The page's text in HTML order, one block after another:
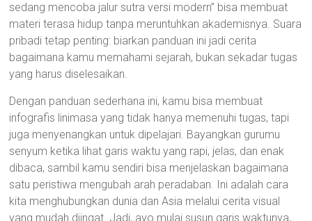
sedang mencoba jalur sutra versi modern” bisa membuat
materi terasa hidup tanpa meruntuhkan akademisnya. Suara
pribadi tetap penting: biarkan panduan ini jadi cerita
bagaimana kamu memahami sejarah, bukan sekadar tugas
yang harus diselesaikan.
Dengan panduan sederhana ini, kamu bisa membuat
infografis linimasa yang tidak hanya memenuhi tugas, tapi
juga menyenangkan untuk dipelajari. Bayangkan gurumu
senyum ketika lihat garis waktu yang rapi, jelas, dan enak
dibaca, sambil kamu sendiri bisa menjelaskan bagaimana
satu peristiwa mengubah arah peradaban. Ini adalah cara
kita menghubungkan dunia dan Asia melalui cerita visual
yang mudah diingat. Jadi, ayo mulai susun garis waktunya,